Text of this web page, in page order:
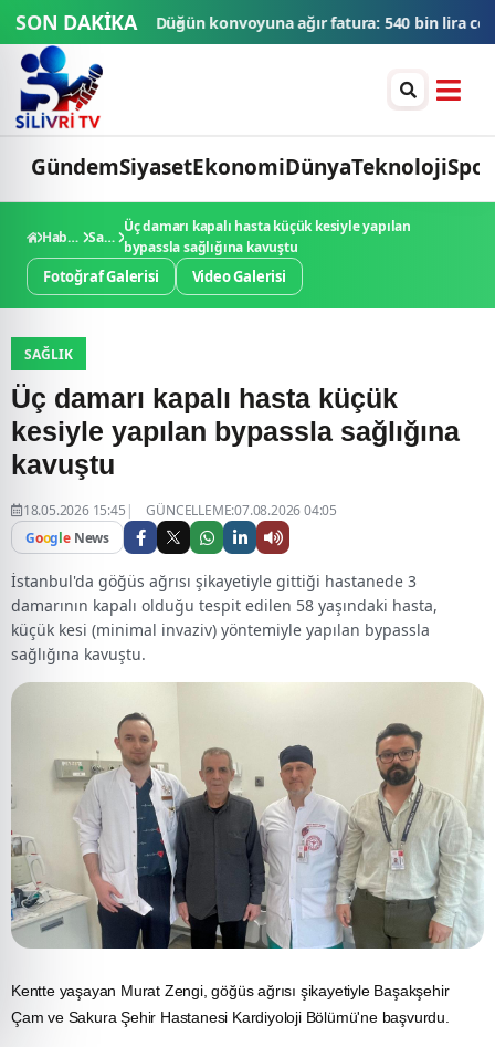
SON DAKİKA
fatura: 540 bin lira ceza, 6 araç trafikten men edildiTHY'den
GündemSiyasetEkonomiDünyaTeknolojiSpor
Haberler Sağlık
Üç damarı kapalı hasta küçük kesiyle yapılan
bypassla sağlığına kavuştu
Fotoğraf Galerisi Video Galerisi
SAĞLIK
Üç damarı kapalı hasta küçük
kesiyle yapılan bypassla sağlığına
kavuştu
18.05.2026 15:45
GÜNCELLEME:07.08.2026 04:05
Google News
İstanbul'da göğüs ağrısı şikayetiyle gittiği hastanede 3
damarının kapalı olduğu tespit edilen 58 yaşındaki hasta,
küçük kesi (minimal invaziv) yöntemiyle yapılan bypassla
sağlığına kavuştu.
Kentte yaşayan Murat Zengi, göğüs ağrısı şikayetiyle Başakşehir
Çam ve Sakura Şehir Hastanesi Kardiyoloji Bölümü'ne başvurdu.